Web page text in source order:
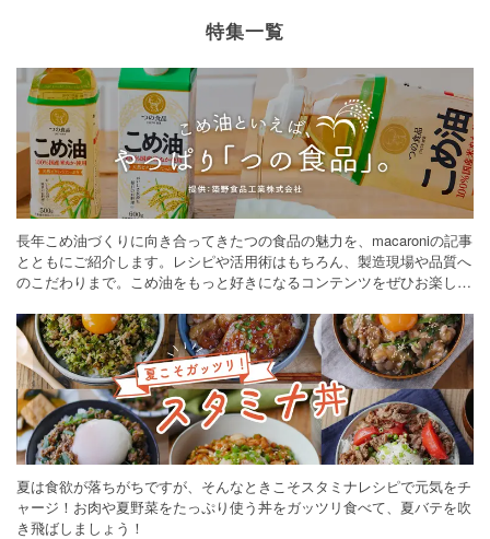
特集一覧
長年こめ油づくりに向き合ってきたつの食品の魅力を、macaroniの記事
とともにご紹介します。レシピや活用術はもちろん、製造現場や品質へ
のこだわりまで。こめ油をもっと好きになるコンテンツをぜひお楽しみ
夏は食欲が落ちがちですが、そんなときこそスタミナレシピで元気をチ
ャージ！お肉や夏野菜をたっぷり使う丼をガッツリ食べて、夏バテを吹
き飛ばしましょう！